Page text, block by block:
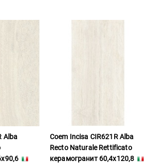
Alba
Coem Incisa CIR621R Alba
Recto Naturale Rettificato
керамогранит 60,4x120,8